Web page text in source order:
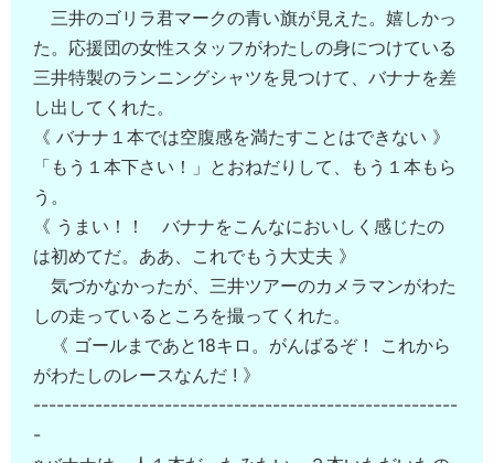
三井のゴリラ君マークの青い旗が見えた。嬉しかっ
た。応援団の女性スタッフがわたしの身につけている
三井特製のランニングシャツを見つけて、バナナを差
し出してくれた。
《 バナナ１本では空腹感を満たすことはできない 》
「もう１本下さい！」とおねだりして、もう１本もら
う。
《 うまい！！ バナナをこんなにおいしく感じたの
は初めてだ。ああ、これでもう大丈夫 》
気づかなかったが、三井ツアーのカメラマンがわた
しの走っているところを撮ってくれた。
《 ゴールまであと18キロ。がんばるぞ！ これから
がわたしのレースなんだ ! 》
-------------------------------------------------------
-